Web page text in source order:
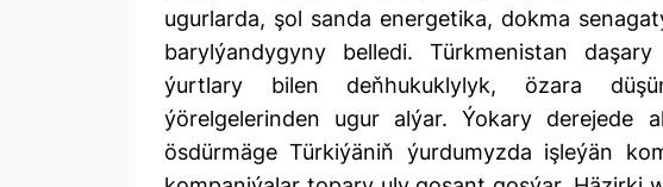
ugurlarda, şol sanda energetika, dokma
barylýandygyny belledi. Türkmenistan
ýurtlary bilen deňhukuklylyk, özara
ýörelgelerinden ugur alýar. Ýokary derejede
ösdürmäge Türkiýäniň ýurdumyzda işleýän